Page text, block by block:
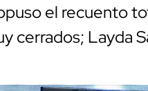
el recuento
cerrados; Layda